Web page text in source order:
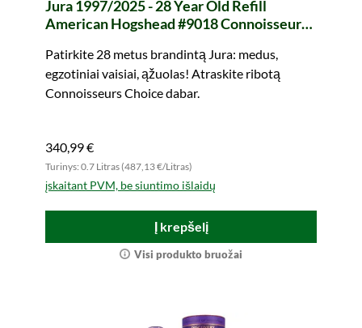
Jura 1997/2025 - 28 Year Old Refill
American Hogshead #9018 Connoisseurs
Patirkite 28 metus brandintą Jura: medus,
egzotiniai vaisiai, ąžuolas! Atraskite ribotą
Connoisseurs Choice dabar.
340,99 €
Turinys: 0.7 Litras (487,13 €/Litras)
įskaitant PVM, be siuntimo išlaidų
Į krepšelį
Visi produkto bruožai